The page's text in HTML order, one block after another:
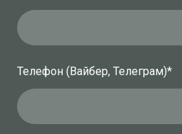
Телефон (Вайбер, Телеграм)*